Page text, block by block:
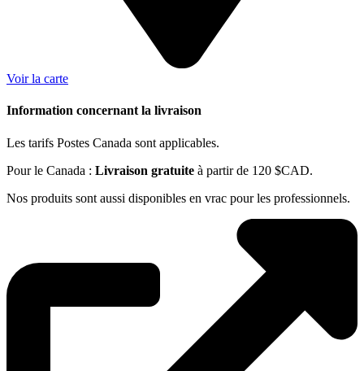
Voir la carte
Information concernant la livraison
Les tarifs Postes Canada sont applicables.
Pour le Canada : Livraison gratuite à partir de 120 $CAD.
Nos produits sont aussi disponibles en vrac pour les professionnels.